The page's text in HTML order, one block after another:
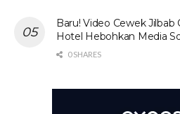
Baru! Video Cewek Jilbab
Hotel Hebohkan Media
0 SHARES